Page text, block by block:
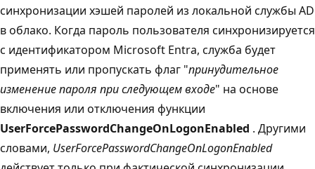
синхронизации хэшей паролей из локальной службы AD
в облако. Когда пароль пользователя синхронизируется
с идентификатором Microsoft Entra, служба будет
применять или пропускать флаг "принудительное
изменение пароля при следующем входе" на основе
включения или отключения функции
UserForcePasswordChangeOnLogonEnabled . Другими
словами, UserForcePasswordChangeOnLogonEnabled